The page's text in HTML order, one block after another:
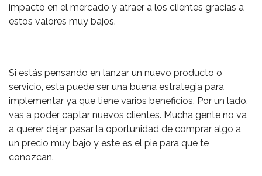
impacto en el mercado y atraer a los clientes gracias a
estos valores muy bajos.
Si estás pensando en lanzar un nuevo producto o
servicio, esta puede ser una buena estrategia para
implementar ya que tiene varios beneficios. Por un lado,
vas a poder captar nuevos clientes. Mucha gente no va
a querer dejar pasar la oportunidad de comprar algo a
un precio muy bajo y este es el pie para que te
conozcan.